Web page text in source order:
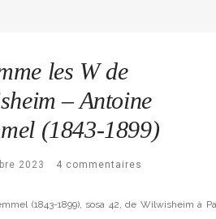
les W de
– Antoine
(1843-1899)
2023 4 commentaires
(1843-1899), sosa 42, de Wilwisheim à